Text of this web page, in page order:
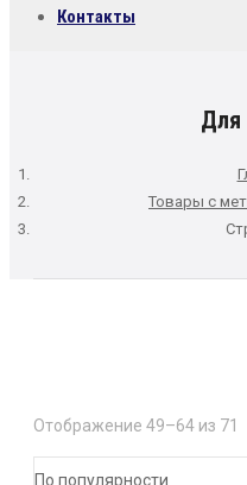
Контакты
Для
Товары с
Отображение 49–64 из 71